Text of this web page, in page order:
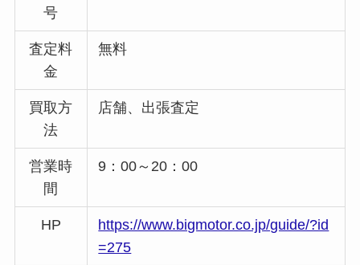
号
査定料
金
無料
買取方
法
店舗、出張査定
営業時
間
9：00～20：00
HP
https://www.bigmotor.co.jp/guide/?id
=275